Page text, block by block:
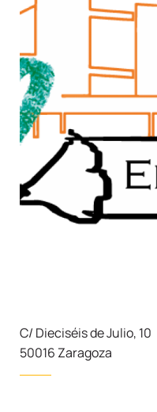
C/ Dieciséis de Julio, 10
50016 Zaragoza